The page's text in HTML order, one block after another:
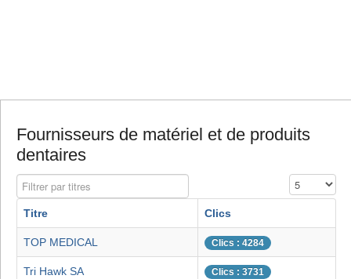
Fournisseurs de matériel et de produits
dentaires
Filtrer par titres Affichage #
Titre Clics
TOP MEDICAL Clics : 4284
Tri Hawk SA Clics : 3731